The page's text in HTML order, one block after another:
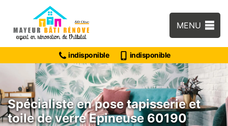
MENU
indisponible indisponible
Spécialiste en pose tapisserie et
toile de verre Epineuse 60190